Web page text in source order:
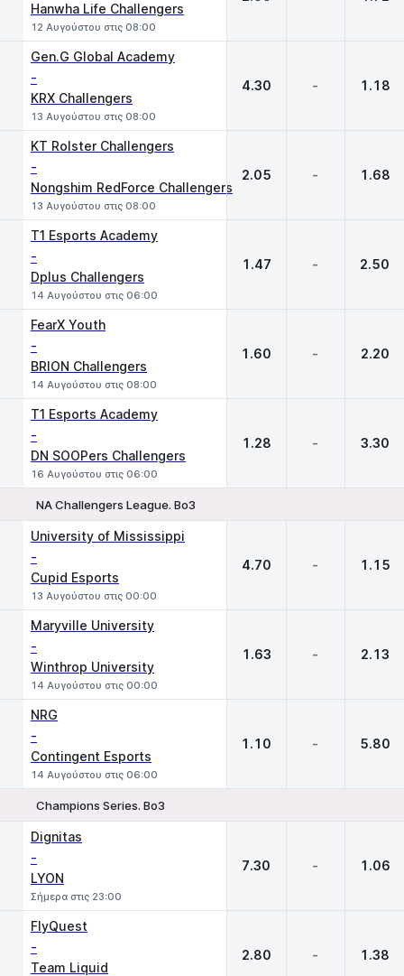
Hanwha Life Challengers
12 Αυγούστου στις 08:00
Gen.G Global Academy
-
KRX Challengers
13 Αυγούστου στις 08:00
4.30 - 1.18
KT Rolster Challengers
-
Nongshim RedForce Challengers
13 Αυγούστου στις 08:00
2.05 - 1.68
T1 Esports Academy
-
Dplus Challengers
14 Αυγούστου στις 06:00
1.47 - 2.50
FearX Youth
-
BRION Challengers
14 Αυγούστου στις 08:00
1.60 - 2.20
T1 Esports Academy
-
DN SOOPers Challengers
16 Αυγούστου στις 06:00
1.28 - 3.30
NA Challengers League. Bo3
University of Mississippi
-
Cupid Esports
13 Αυγούστου στις 00:00
4.70 - 1.15
Maryville University
-
Winthrop University
14 Αυγούστου στις 00:00
1.63 - 2.13
NRG
-
Contingent Esports
14 Αυγούστου στις 06:00
1.10 - 5.80
Champions Series. Bo3
Dignitas
-
LYON
Σήμερα στις 23:00
7.30 - 1.06
FlyQuest
-
Team Liquid
2.80 - 1.38